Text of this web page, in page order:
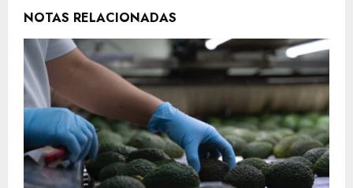
NOTAS RELACIONADAS